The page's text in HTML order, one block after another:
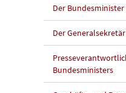
Der Bundesminister
Der Generalsekretär
Bundesministers